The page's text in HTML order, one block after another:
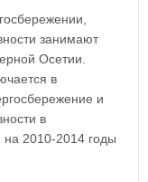
занимают
Осетии.
в
и
в
2010-2014 годы